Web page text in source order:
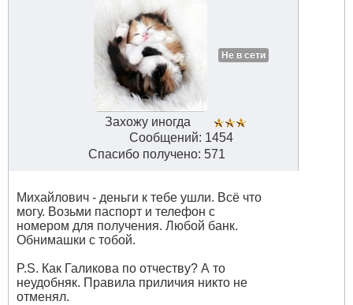
Не в сети
Захожу иногда
Сообщений: 1454
Спасибо получено: 571
Михайлович - деньги к тебе ушли. Всё что
могу. Возьми паспорт и телефон с
номером для получения. Любой банк.
Обнимашки с тобой.
P.S. Как Галикова по отчеству? А то
неудобняк. Правила приличия никто не
отменял.